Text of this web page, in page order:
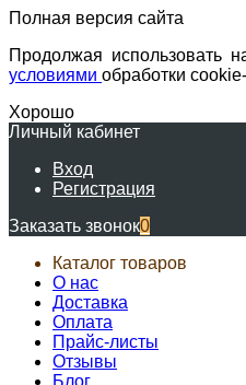
Полная версия сайта
Продолжая использовать
условиями обработки
Хорошо
Личный кабинет
Вход
Регистрация
Заказать звонок0
Каталог товаров
О нас
Доставка
Оплата
Прайс-листы
Отзывы
Блог